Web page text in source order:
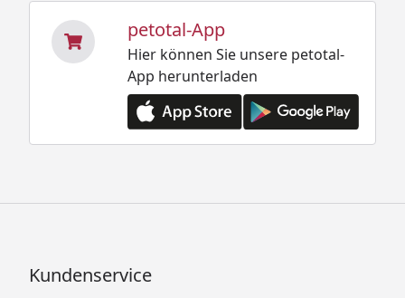
petotal-App
Hier können Sie unsere petotal-
App herunterladen
Kundenservice